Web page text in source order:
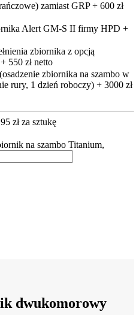
zamiast GRP + 600 zł
Alert GM-S II firmy HPD +
zbiornika z opcją
550 zł netto
zbiornika na szambo w
rury, 1 dzień roboczy) + 3000 zł
zł za sztukę
na szambo Titanium,
dwukomorowy